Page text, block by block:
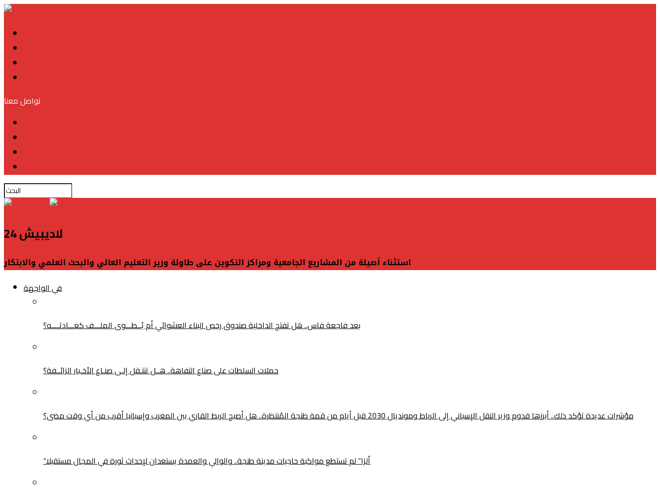
تواصل معنا
لاديبيش 24
استثناء أصيلة من المشاريع الجامعية ومراكز التكوين على طاولة وزير التعليم العالي والبحث العلمي والابتكار
في الواجهة
بعد فاجعة فاس.. هل تفتح الداخلية صندوق رخص البناء العشوائي أم يُــطـــوى الملـــف كعـــادتــــه؟
حملات السلطات على صناع التفاهة.. هــل تنتـقل إلـى صنـاع الأخـبار الزائــفة؟
مؤشرات عديدة تؤكد ذلك.. أبرزها قدوم وزير النقل الإسباني إلى الرباط ومونديال 2030 قبل أيام من قمة طنجة المُنتظرة.. هل أصبح الربط القاري بين المغرب وإسبانيا أقرب من أي وقت مضى؟
“ألزا” لم تستطع مواكبة حاجيات مدينة طنجة.. والوالي والعمدة يستعدان لإحداث ثورة في المجال مستقبلا